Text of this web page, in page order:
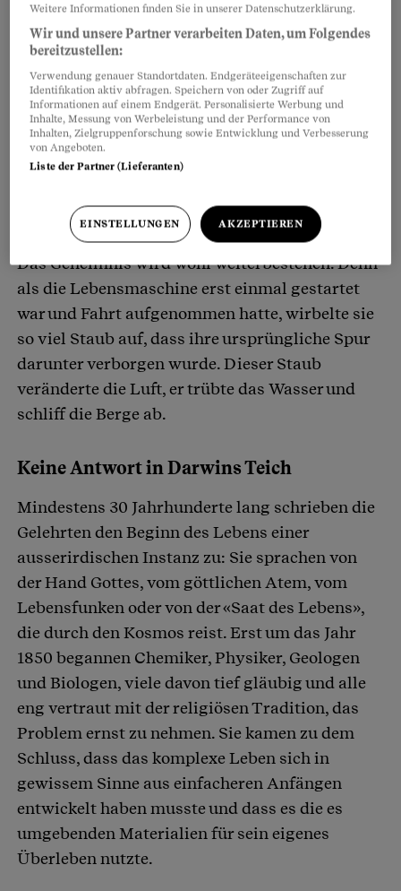
Das Geheimnis wird wohl weiterbestehen. Denn
als die Lebensmaschine erst einmal gestartet
war und Fahrt aufgenommen hatte, wirbelte sie
so viel Staub auf, dass ihre ursprüngliche Spur
darunter verborgen wurde. Dieser Staub
veränderte die Luft, er trübte das Wasser und
schliff die Berge ab.
Keine Antwort in Darwins Teich
Mindestens 30 Jahrhunderte lang schrieben die
Gelehrten den Beginn des Lebens einer
ausserirdischen Instanz zu: Sie sprachen von
der Hand Gottes, vom göttlichen Atem, vom
Lebensfunken oder von der «Saat des Lebens»,
die durch den Kosmos reist. Erst um das Jahr
1850 begannen Chemiker, Physiker, Geologen
und Biologen, viele davon tief gläubig und alle
eng vertraut mit der religiösen Tradition, das
Problem ernst zu nehmen. Sie kamen zu dem
Schluss, dass das komplexe Leben sich in
gewissem Sinne aus einfacheren Anfängen
entwickelt haben musste und dass es die es
umgebenden Materialien für sein eigenes
Überleben nutzte.
Weitere Informationen finden Sie in unserer Datenschutzerklärung.
Wir und unsere Partner verarbeiten Daten, um Folgendes
bereitzustellen:
Verwendung genauer Standortdaten. Endgeräteeigenschaften zur
Identifikation aktiv abfragen. Speichern von oder Zugriff auf
Informationen auf einem Endgerät. Personalisierte Werbung und
Inhalte, Messung von Werbeleistung und der Performance von
Inhalten, Zielgruppenforschung sowie Entwicklung und Verbesserung
von Angeboten.
Liste der Partner (Lieferanten)
EINSTELLUNGEN AKZEPTIEREN